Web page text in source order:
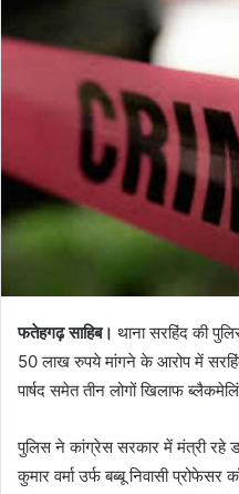
फतेहगढ़ साहिब। थाना सरहिंद की
50 लाख रुपये मांगने के आरोप में
पार्षद समेत तीन लोगों खिलाफ
पुलिस ने कांग्रेस सरकार में मंत्री रहे
कुमार वर्मा उर्फ बब्बू निवासी प्रोफेसर